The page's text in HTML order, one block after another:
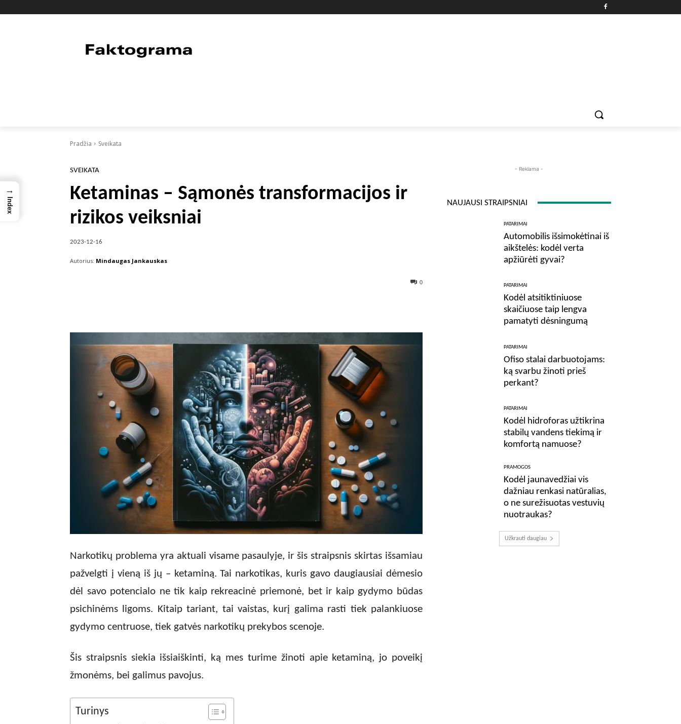
Pradžia Sveikata
SVEIKATA
Ketaminas – Sąmonės transformacijos ir
rizikos veiksniai
2023-12-16
Autorius: Mindaugas Jankauskas
0
Narkotikų problema yra aktuali visame pasaulyje, ir šis straipsnis skirtas išsamiau
pažvelgti į vieną iš jų – ketaminą. Tai narkotikas, kuris gavo daugiausiai dėmesio
dėl savo potencialo ne tik kaip rekreacinė priemonė, bet ir kaip gydymo būdas
psichinėms ligoms. Kitaip tariant, tai vaistas, kurį galima rasti tiek palankiuose
gydymo centruose, tiek gatvės narkotikų prekybos scenoje.
Šis straipsnis siekia išsiaiškinti, ką mes turime žinoti apie ketaminą, jo poveikį
žmonėms, bei galimus pavojus.
Turinys
- Reklama -
NAUJAUSI STRAIPSNIAI
PATARIMAI
Automobilis išsimokėtinai iš
aikštelės: kodėl verta
apžiūrėti gyvai?
PATARIMAI
Kodėl atsitiktiniuose
skaičiuose taip lengva
pamatyti dėsningumą
PATARIMAI
Ofiso stalai darbuotojams:
ką svarbu žinoti prieš
perkant?
PATARIMAI
Kodėl hidroforas užtikrina
stabilų vandens tiekimą ir
komfortą namuose?
PRAMOGOS
Kodėl jaunavedžiai vis
dažniau renkasi natūralias,
o ne surežisuotas vestuvių
nuotraukas?
Užkrauti daugiau
→
Index